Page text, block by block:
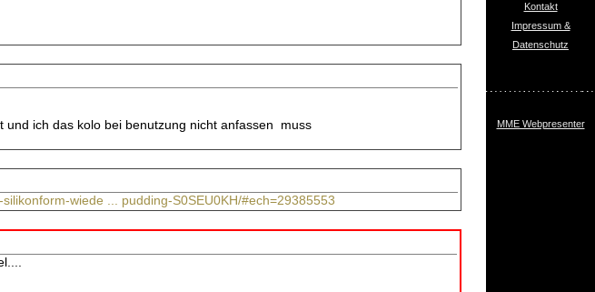
Kontakt
Impressum &
Datenschutz
MME Webpresenter
ich das kolo bei benutzung nicht anfassen muss
wiede ... pudding-S0SEU0KH/#ech=29385553